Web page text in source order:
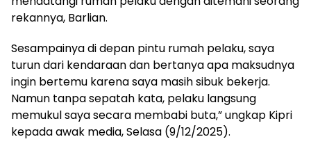
rekannya, Barlian.
Sesampainya di depan pintu rumah pelaku, saya
turun dari kendaraan dan bertanya apa maksudnya
ingin bertemu karena saya masih sibuk bekerja.
Namun tanpa sepatah kata, pelaku langsung
memukul saya secara membabi buta,” ungkap Kipri
kepada awak media, Selasa (9/12/2025).